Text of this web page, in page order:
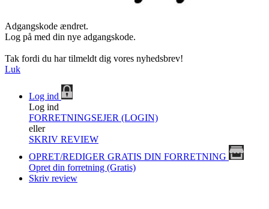
Adgangskode ændret.
Log på med din nye adgangskode.
Tak fordi du har tilmeldt dig vores nyhedsbrev!
Luk
Log ind
Log ind
FORRETNINGSEJER (LOGIN)
eller
SKRIV REVIEW
OPRET/REDIGER GRATIS DIN FORRETNING
Opret din forretning (Gratis)
Skriv review